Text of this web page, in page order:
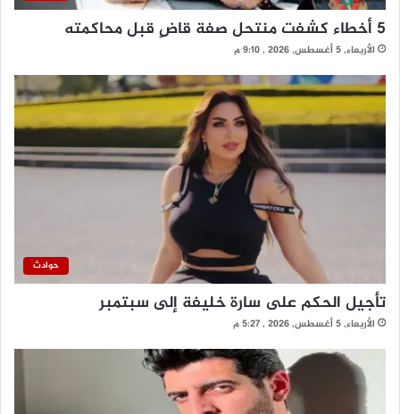
5 أخطاء كشفت منتحل صفة قاضٍ قبل محاكمته
الأربعاء, 5 أغسطس, 2026 , 9:10 م
حوادث
تأجيل الحكم على سارة خليفة إلى سبتمبر
الأربعاء, 5 أغسطس, 2026 , 5:27 م